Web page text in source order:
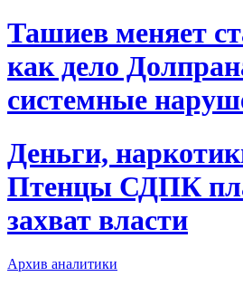
Ташиев меняет
как дело
системные
Деньги,
Птенцы СДПК
захват власти
Архив аналитики